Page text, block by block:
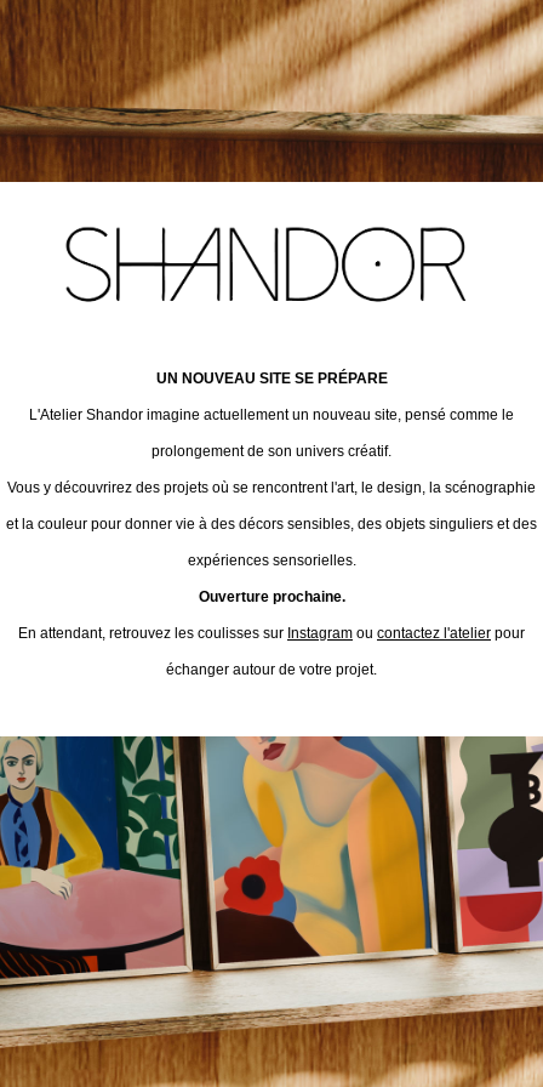
UN NOUVEAU SITE SE PRÉPARE
L'Atelier Shandor imagine actuellement un nouveau site, pensé comme le
prolongement de son univers créatif.
Vous y découvrirez des projets où se rencontrent l'art, le design, la scénographie
et la couleur pour donner vie à des décors sensibles, des objets singuliers et des
expériences sensorielles.
Ouverture prochaine.
En attendant, retrouvez les coulisses sur Instagram ou contactez l'atelier pour
échanger autour de votre projet.